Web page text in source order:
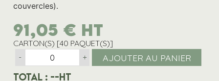
couvercles).
91,05 € HT
CARTON(S) [40 PAQUET(S)]
-
+ AJOUTER AU PANIER
Total : --HT